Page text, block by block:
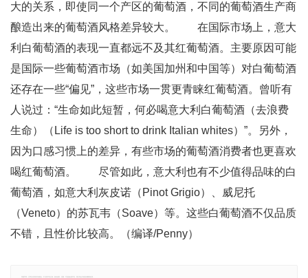
大的关系，即使同一个产区的葡萄酒，不同的葡萄酒生产商
酿造出来的葡萄酒风格差异较大。 在国际市场上，意大
利白葡萄酒的表现一直都远不及其红葡萄酒。主要原因可能
是国际一些葡萄酒市场（如美国加州和中国等）对白葡萄酒
还存在一些“偏见”，这些市场一贯更青睐红葡萄酒。曾听有
人说过：“生命如此短暂，何必喝意大利白葡萄酒（去浪费
生命）（Life is too short to drink Italian whites）”。另外，
因为口感习惯上的差异，有些市场的葡萄酒消费者也更喜欢
喝红葡萄酒。 尽管如此，意大利也有不少值得品味的白
葡萄酒，如意大利灰皮诺（Pinot Grigio）、威尼托
（Veneto）的苏瓦韦（Soave）等。这些白葡萄酒不仅品质
不错，且性价比较高。（编译/Penny）